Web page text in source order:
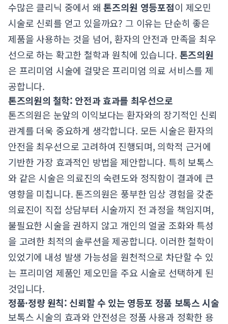
수많은 클리닉 중에서 왜톤즈의원 영등포점이 제오민
시술로 신뢰를 얻고 있을까요? 그 이유는 단순히 좋은
제품을 사용하는 것을 넘어, 환자의 안전과 만족을 최우
선으로 하는 확고한 철학과 원칙에 있습니다. 톤즈의원
은 프리미엄 시술에 걸맞은 프리미엄 의료 서비스를 제
공합니다.
톤즈의원의 철학: 안전과 효과를 최우선으로
톤즈의원은 눈앞의 이익보다는 환자와의 장기적인 신뢰
관계를 더욱 중요하게 생각합니다. 모든 시술은 환자의
안전을 최우선으로 고려하여 진행되며, 의학적 근거에
기반한 가장 효과적인 방법을 제안합니다. 특히 보톡스
와 같은 시술은 의료진의 숙련도와 정직함이 결과에 큰
영향을 미칩니다. 톤즈의원은 풍부한 임상 경험을 갖춘
의료진이 직접 상담부터 시술까지 전 과정을 책임지며,
불필요한 시술을 권하지 않고 개인의 얼굴 조화와 특성
을 고려한 최적의 솔루션을 제공합니다. 이러한 철학이
있었기에 내성 발생 가능성을 원천적으로 차단할 수 있
는 프리미엄 제품인 제오민을 주요 시술로 선택하게 된
것입니다.
정품·정량 원칙: 신뢰할 수 있는 영등포 정품 보톡스 시술
보톡스 시술의 효과와 안전성은 정품 사용과 정확한 용